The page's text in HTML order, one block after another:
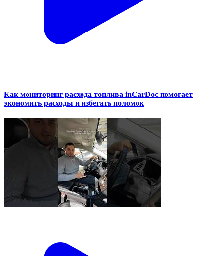
Как мониторинг расхода топлива inCarDoc помогает
экономить расходы и избегать поломок